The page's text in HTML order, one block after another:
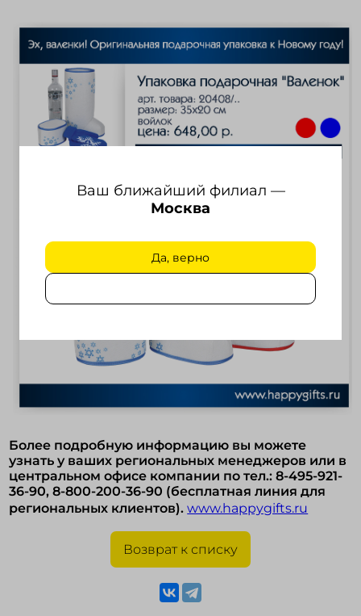
Ваш ближайший филиал —
Москва
Да, верно
Более подробную информацию вы можете
узнать у ваших региональных менеджеров или в
центральном офисе компании по тел.: 8-495-921-
36-90, 8-800-200-36-90 (бесплатная линия для
региональных клиентов).www.happygifts.ru
Возврат к списку